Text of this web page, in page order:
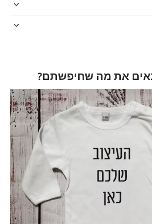
את מה שחיפשתם?